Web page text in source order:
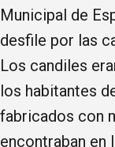
Municipal de
desfile por las
Los candiles
los habitantes
fabricados con
encontraban en